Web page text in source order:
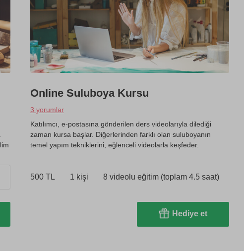
Online Suluboya Kursu
3 yorumlar
Katılımcı, e-postasına gönderilen ders videolarıyla dilediği
zaman kursa başlar. Diğerlerinden farklı olan suluboyanın
temel yapım tekniklerini, eğlenceli videolarla keşfeder.
500 TL 1 kişi 8 videolu eğitim (toplam 4.5 saat)
Hediye et